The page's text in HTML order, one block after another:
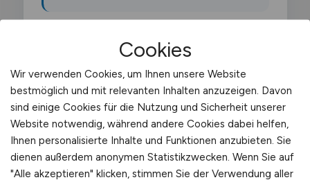
Vitra Deutschland
Was macht ein Warehouse
Supervisor?
Cookies
Wir verwenden Cookies, um Ihnen unsere Website
bestmöglich und mit relevanten Inhalten anzuzeigen. Davon
sind einige Cookies für die Nutzung und Sicherheit unserer
Website notwendig, während andere Cookies dabei helfen,
Ihnen personalisierte Inhalte und Funktionen anzubieten. Sie
dienen außerdem anonymen Statistikzwecken. Wenn Sie auf
"Alle akzeptieren" klicken, stimmen Sie der Verwendung aller